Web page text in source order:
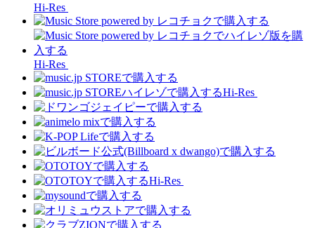
Hi-Res
Hi-Res
Hi-Res
Hi-Res